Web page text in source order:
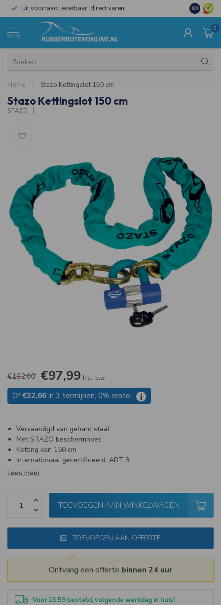
Uit voorraad leverbaar, direct varen Al 15 jaar
8.9
MENU
0
Home / Stazo Kettingslot 150 cm
Stazo Kettingslot 150 cm
STAZO
€102,00 €97,99 Incl. btw
Of€32,66 in 3 termijnen, 0% rente. i
Vervaardigd van gehard staal
Met STAZO beschermhoes
Ketting van 150 cm
Internationaal gecertificeerd: ART 3
Lees meer
TOEVOEGEN AAN WINKELWAGEN
TOEVOEGEN AAN OFFERTE
Ontvang een offerte binnen 24 uur
Voor 23:59 besteld, volgende werkdag in huis!